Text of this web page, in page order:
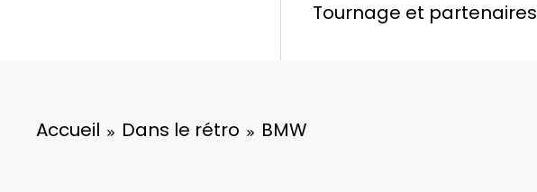
Tournage et partenaires
Accueil Dans le rétro BMW